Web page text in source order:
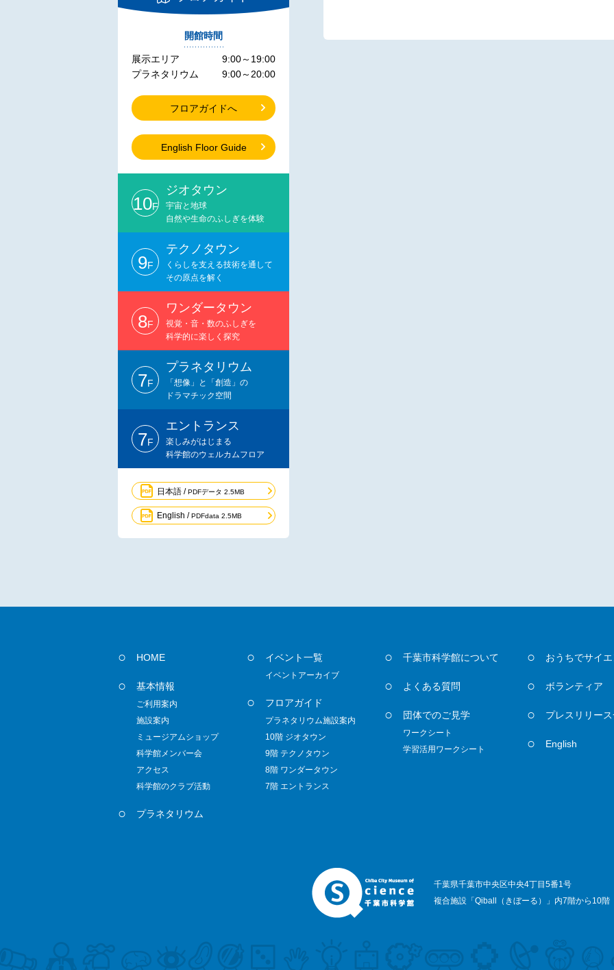
開館時間
展示エリア
プラネタリウム
9:00～19:00
9:00～20:00
フロアガイドへ
English Floor Guide
10F
ジオタウン
宇宙と地球
自然や生命のふしぎを体験
9F
テクノタウン
くらしを支える技術を通して
その原点を解く
8F
ワンダータウン
視覚・音・数のふしぎを
科学的に楽しく探究
7F
プラネタリウム
「想像」と「創造」の
ドラマチック空間
7F
エントランス
楽しみがはじまる
科学館のウェルカムフロア
日本語 /PDFデータ 2.5MB
English /PDFdata 2.5MB
HOME
基本情報
ご利用案内
施設案内
ミュージアムショップ
科学館メンバー会
アクセス
科学館のクラブ活動
プラネタリウム
イベント一覧
イベントアーカイブ
フロアガイド
プラネタリウム施設案内
10階 ジオタウン
9階 テクノタウン
8階 ワンダータウン
7階 エントランス
千葉市科学館について
よくある質問
団体でのご見学
ワークシート
学習活用ワークシート
おうちでサイエ
ボランティア
プレスリリー
English
千葉県千葉市中央区中央4丁目5番1号
複合施設「Qiball（きぼーる）」内7階から10階